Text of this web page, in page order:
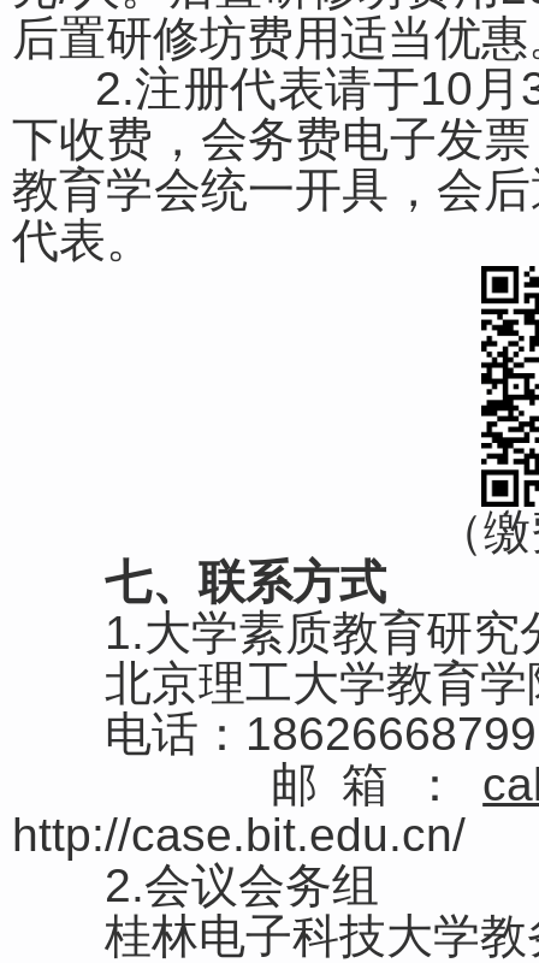
后置研修坊费用适当优
2.注册代表请于10月
下收费，会务费电子发
教育学会统一开具，会
代表。
（
七、联系方式
1.大学素质教育研究
北京理工大学教育
电话：
邮箱：
http://case.bit.edu.cn/
2.会议会务组
桂林电子科技大学教